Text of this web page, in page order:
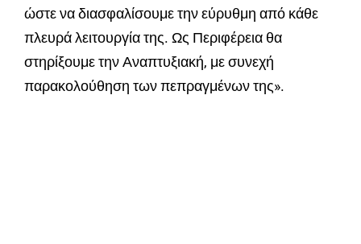
ώστε να διασφαλίσουμε την εύρυθμη από κάθε
πλευρά λειτουργία της. Ως Περιφέρεια θα
στηρίξουμε την Αναπτυξιακή, με συνεχή
παρακολούθηση των πεπραγμένων της».